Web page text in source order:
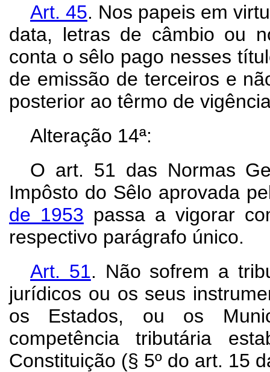
Art. 45. Nos papeis em
data, letras de câmbio ou
conta o sêlo pago nesses
de emissão de terceiros e
posterior ao têrmo de
Alteração 14ª:
O art. 51 das Normas
Impôsto do Sêlo aprovada
de 1953 passa a vigorar
respectivo parágrafo único.
Art. 51. Não sofrem a
jurídicos ou os seus
os Estados, ou os
competência tributária
Constituição (§ 5º do art. 15